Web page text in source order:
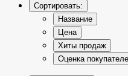
Сортировать:
Название
Цена
Хиты продаж
Оценка